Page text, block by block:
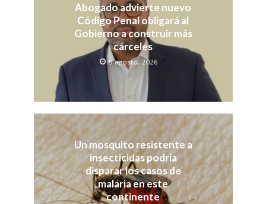
Abogado advierte nuevo
Código Penal obligará al
Gobierno a construir más
cárceles
5 agosto, 2026
Un mosquito resistente a
insecticidas podría
disparar los casos de
malaria en este
continente